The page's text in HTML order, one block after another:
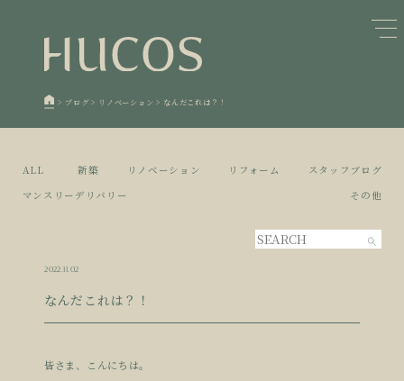
日本森林と循環
欧州住宅の文化と日本の現在地
廃棄物について知る
5 空き家とリノベーション
1 蓄熱するパッシブデザイン
2 自然素材の温もりと快適性を実現
活かすリノベーション
> ブログ> リノベーション > なんだこれは？！
ALL 新築 リノベーション リフォーム
スタッフブログ
マンスリーデリバリー
その他
2022.11.02
なんだこれは？！
皆さま、こんにちは。